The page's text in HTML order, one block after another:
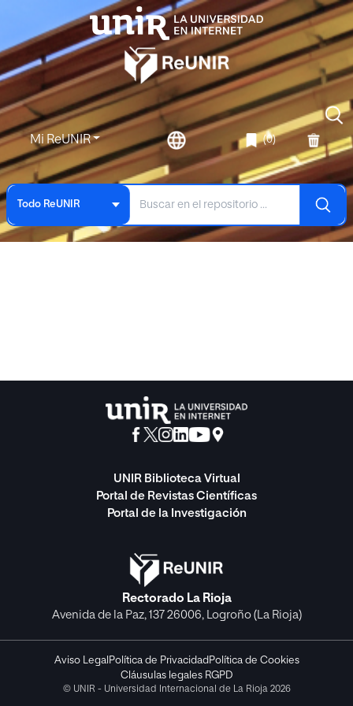
Mi ReUNIR (0)
Todo ReUNIR
UNIR Biblioteca Virtual
Portal de Revistas Científicas
Portal de la Investigación
Rectorado La Rioja
Avenida de la Paz, 137 26006, Logroño (La Rioja)
Aviso Legal Política de Privacidad Política de Cookies
Cláusulas legales RGPD
© UNIR - Universidad Internacional de La Rioja 2026